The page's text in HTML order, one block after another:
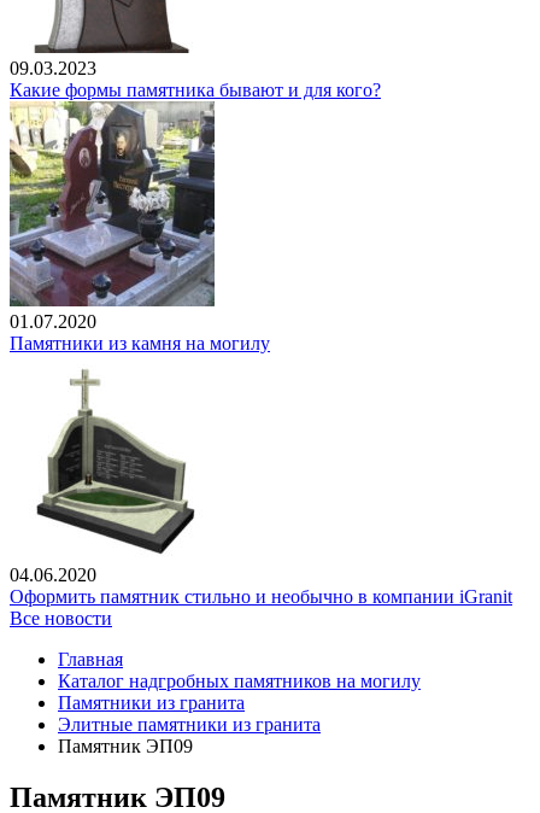
09.03.2023
Какие формы памятника бывают и для кого?
01.07.2020
Памятники из камня на могилу
04.06.2020
Оформить памятник стильно и необычно в компании iGranit
Все новости
Главная
Каталог надгробных памятников на могилу
Памятники из гранита
Элитные памятники из гранита
Памятник ЭП09
Памятник ЭП09